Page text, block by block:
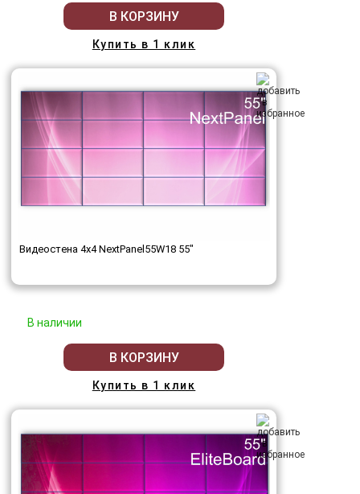
В КОРЗИНУ
Купить в 1 клик
Видеостена 4x4 NextPanel55W18 55"
В наличии
В КОРЗИНУ
Купить в 1 клик